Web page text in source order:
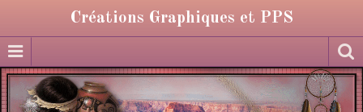
Créations Graphiques et PPS